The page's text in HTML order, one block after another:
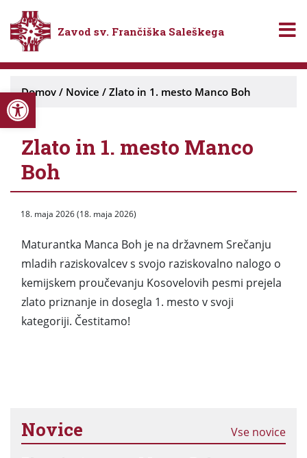
Open toolbar
Zavod sv. Frančiška Saleškega
Domov / Novice / Zlato in 1. mesto Manco Boh
Zlato in 1. mesto Manco
Boh
18. maja 2026(18. maja 2026)
Maturantka Manca Boh je na državnem Srečanju
mladih raziskovalcev s svojo raziskovalno nalogo o
kemijskem proučevanju Kosovelovih pesmi prejela
zlato priznanje in dosegla 1. mesto v svoji
kategoriji. Čestitamo!
Novice Vse novice